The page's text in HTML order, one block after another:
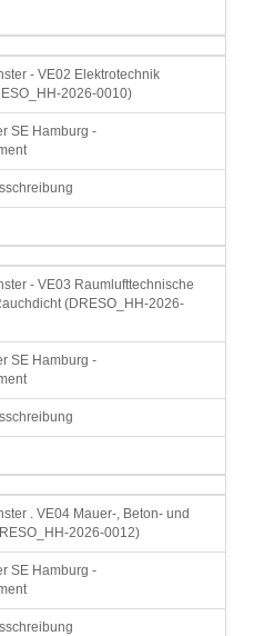
- VE02 Elektrotechnik
2026-0010)
SE Hamburg -
- VE03 Raumlufttechnische
(DRESO_HH-2026-
SE Hamburg -
. VE04 Mauer-, Beton- und
2026-0012)
SE Hamburg -